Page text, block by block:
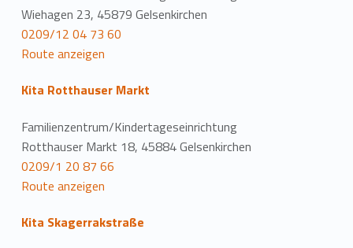
Wiehagen 23, 45879 Gelsenkirchen
0209/12 04 73 60
Route anzeigen
Kita Rotthauser Markt
Familienzentrum/Kindertageseinrichtung
Rotthauser Markt 18, 45884 Gelsenkirchen
0209/1 20 87 66
Route anzeigen
Kita Skagerrakstraße